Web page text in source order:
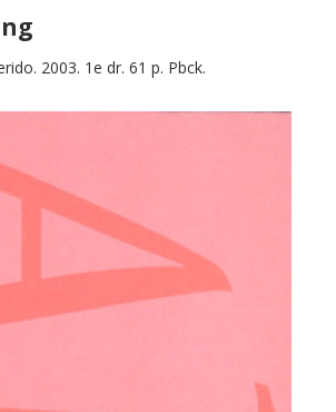
2003. 1e dr. 61 p. Pbck.